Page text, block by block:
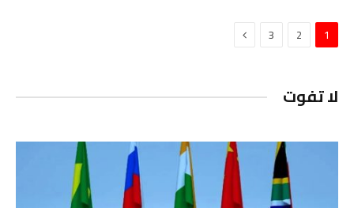
1
2
3 التالي
لا تفوت